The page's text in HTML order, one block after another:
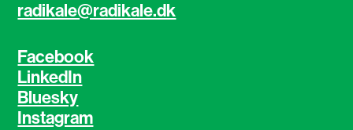
radikale@radikale.dk
Facebook
LinkedIn
Bluesky
Instagram